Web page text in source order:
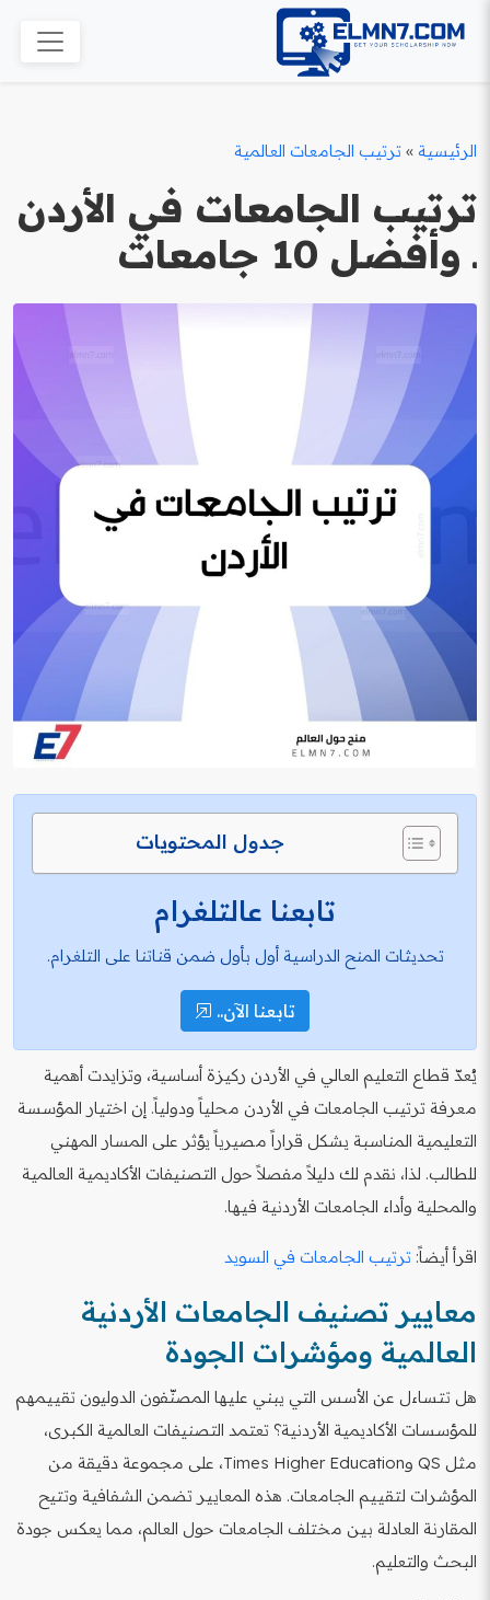
الرئيسية » ترتيب الجامعات العالمية
ترتيب الجامعات في الأردن
ـ وأفضل 10 جامعات
جدول المحتويات
تابعنا عالتلغرام
تحديثات المنح الدراسية أول بأول ضمن قناتنا على التلغرام.
تابعنا الآن..
يُعدّ قطاع التعليم العالي في الأردن ركيزة أساسية، وتزايدت أهمية
معرفة ترتيب الجامعات في الأردن محلياً ودولياً. إن اختيار المؤسسة
التعليمية المناسبة يشكل قراراً مصيرياً يؤثر على المسار المهني
للطالب. لذا، نقدم لك دليلاً مفصلاً حول التصنيفات الأكاديمية العالمية
والمحلية وأداء الجامعات الأردنية فيها.
اقرأ أيضاً: ترتيب الجامعات في السويد
معايير تصنيف الجامعات الأردنية
العالمية ومؤشرات الجودة
هل تتساءل عن الأسس التي يبني عليها المصنّفون الدوليون تقييمهم
للمؤسسات الأكاديمية الأردنية؟ تعتمد التصنيفات العالمية الكبرى،
مثل QS وTimes Higher Education، على مجموعة دقيقة من
المؤشرات لتقييم الجامعات. هذه المعايير تضمن الشفافية وتتيح
المقارنة العادلة بين مختلف الجامعات حول العالم، مما يعكس جودة
البحث والتعليم.